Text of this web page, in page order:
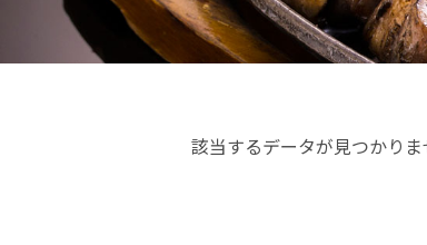
該当するデータが見つかりま